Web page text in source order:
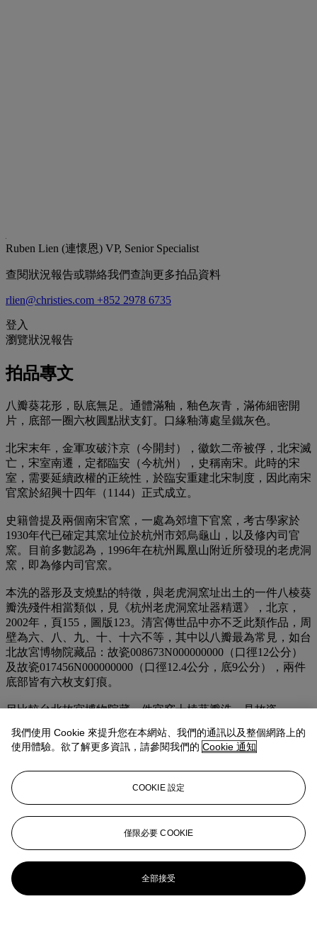
Ruben Lien (連懷恩) VP, Senior Specialist
查閱狀況報告或聯絡我們查詢更多拍品資料
rlien@christies.com +852 2978 6735
登入
瀏覽狀況報告
拍品專文
八瓣葵花形，臥底無足。通體滿釉，釉色灰青，滿佈細密開
片，底部一圈六枚圓點狀支釘。口緣釉薄處呈鐵灰色。
北宋末年，金軍攻破汴京（今開封），徽欽二帝被俘，北宋滅
亡，宋室南遷，定都臨安（今杭州），史稱南宋。此時的宋
室，需要延續政權的正統性，於臨安重建北宋制度，因此南宋
官窯於紹興十四年（1144）正式成立。
史籍曾提及兩個南宋官窯，一處為郊壇下官窯，考古學家於
1930年代已確定其窯址位於杭州市郊烏龜山，以及修內司官
窯。目前多數認為，1996年在杭州鳳凰山附近所發現的老虎洞
窯，即為修内司官窯。
本洗的器形及支燒點的特徵，與老虎洞窯址出土的一件八棱葵
瓣洗殘件相當類似，見《杭州老虎洞窯址器精選》，北京，
2002年，頁155，圖版123。清宮傳世品中亦不乏此類作品，周
壁為六、八、九、十、十六不等，其中以八瓣最為常見，如台
北故宮博物院藏品：故瓷008673N000000000（口徑12公分）
及故瓷017456N000000000（口徑12.4公分，底9公分），兩件
底部皆有六枚支釘痕。
另比較台北故宮博物院藏一件官窯十棱葵瓣洗，見故瓷
紋、釉色與此洗尤其接近（口徑11.7*11.5公分，高3.4公
分）。類似的官窯葵瓣洗亦見於大英博物館大維德基金會，比
較一件八棱洗，尺寸較小，底部儘有五個支釘痕（PDF 30，
口徑9.9公分，底徑7.8公分），片紋、釉色亦與此十分類似。
士曾收藏另一件官窑十棱葵瓣洗，後由賽穆旼遞藏，其於香港
佳士得2016年6月1日拍賣，拍品3126號（
更多來自 愛蓮堂珍藏-御用文房雅製
我們使用 Cookie 來提升您在本網站、我們的通訊以及整個網路上的
使用體驗。欲了解更多資訊，請參閱我們的 Cookie 通知
COOKIE 設定
僅限必要 COOKIE
全部接受